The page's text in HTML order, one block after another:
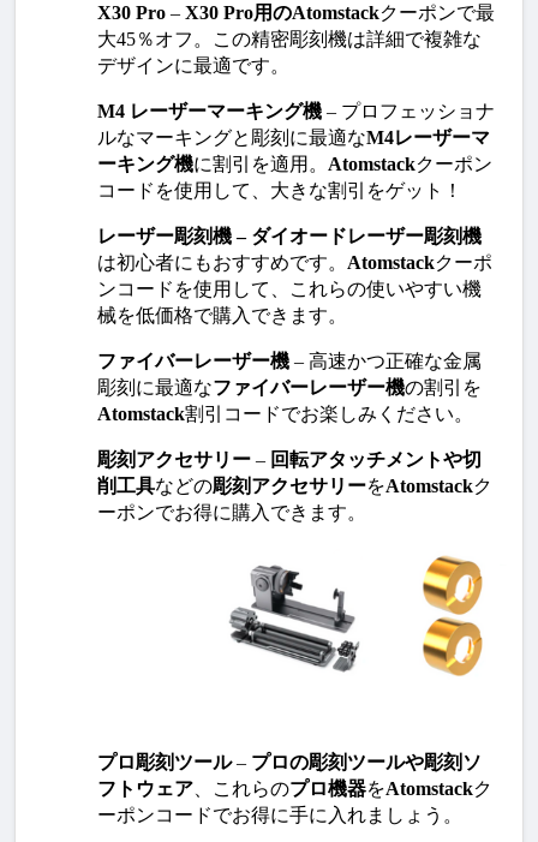
X30 Pro – X30 Pro用のAtomstackクーポンで最
大45％オフ。この精密彫刻機は詳細で複雑な
デザインに最適です。
M4 レーザーマーキング機 – プロフェッショナ
ルなマーキングと彫刻に最適なM4レーザーマ
ーキング機に割引を適用。 Atomstackクーポン
コードを使用して、大きな割引をゲット！
レーザー彫刻機 – ダイオードレーザー彫刻機
は初心者にもおすすめです。 Atomstackクーポ
ンコードを使用して、これらの使いやすい機
械を低価格で購入できます。
ファイバーレーザー機 – 高速かつ正確な金属
彫刻に最適なファイバーレーザー機の割引を
Atomstack割引コードでお楽しみください。
彫刻アクセサリー – 回転アタッチメントや切
削工具などの彫刻アクセサリーをAtomstackク
ーポンでお得に購入できます。
プロ彫刻ツール – プロの彫刻ツールや彫刻ソ
フトウェア 、これらのプロ機器をAtomstackク
ーポンコードでお得に手に入れましょう。